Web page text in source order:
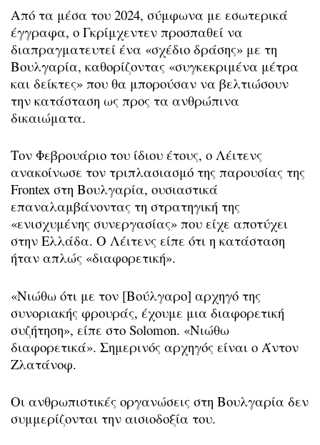
Από τα μέσα του 2024, σύμφωνα με εσωτερικά
έγγραφα, ο Γκρίμχεντεν προσπαθεί να
διαπραγματευτεί ένα «σχέδιο δράσης» με τη
Βουλγαρία, καθορίζοντας «συγκεκριμένα μέτρα
και δείκτες» που θα μπορούσαν να βελτιώσουν
την κατάσταση ως προς τα ανθρώπινα
δικαιώματα.
Τον Φεβρουάριο του ίδιου έτους, ο Λέιτενς
ανακοίνωσε τον τριπλασιασμό της παρουσίας της
Frontex στη Βουλγαρία, ουσιαστικά
επαναλαμβάνοντας τη στρατηγική της
«ενισχυμένης συνεργασίας» που είχε αποτύχει
στην Ελλάδα. Ο Λέιτενς είπε ότι η κατάσταση
ήταν απλώς «διαφορετική».
«Νιώθω ότι με τον [Βούλγαρο] αρχηγό της
συνοριακής φρουράς, έχουμε μια διαφορετική
συζήτηση», είπε στο Solomon. «Νιώθω
διαφορετικά». Σημερινός αρχηγός είναι ο Άντον
Ζλατάνοφ.
Οι ανθρωπιστικές οργανώσεις στη Βουλγαρία δεν
συμμερίζονται την αισιοδοξία του.